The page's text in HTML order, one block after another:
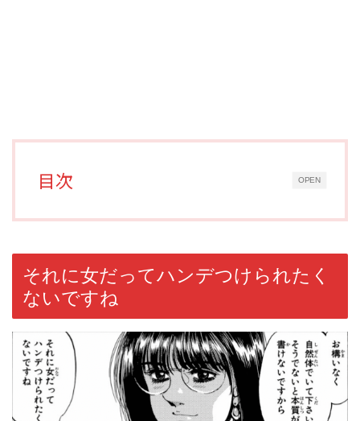
OPEN
目次
それに女だってハンデつけられたく
ないですね